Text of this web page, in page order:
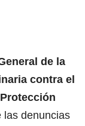
de la
contra el
las denuncias